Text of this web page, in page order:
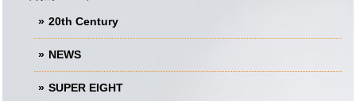
20th Century
NEWS
SUPER EIGHT